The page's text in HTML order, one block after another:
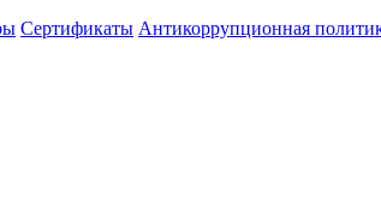
Сертификаты Антикоррупционная